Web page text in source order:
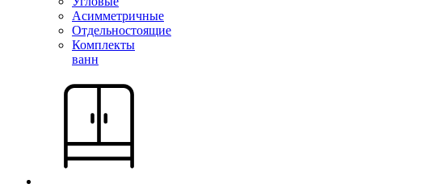
Асимметричные
Отдельностоящие
Комплекты
ванн